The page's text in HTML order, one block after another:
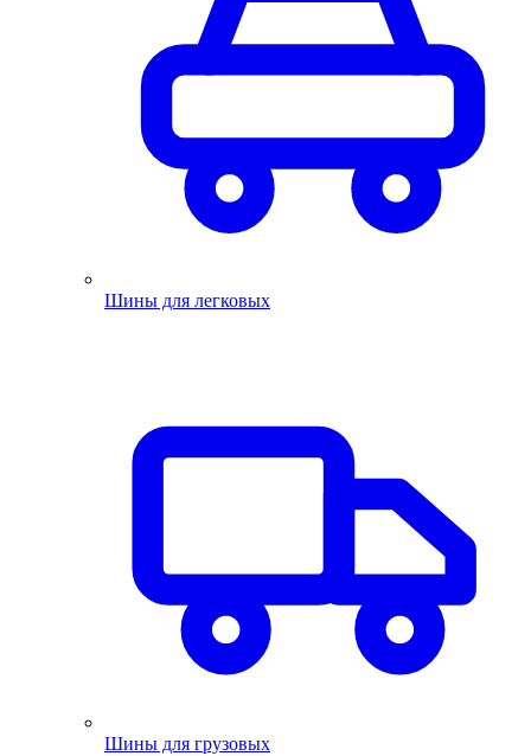
Шины для легковых
Шины для грузовых